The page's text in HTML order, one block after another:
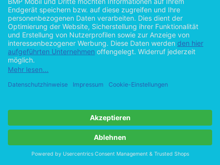
Power-Structure-Debatte in den USA: Eine
elitentheoretische Einordnung unter besonderer
Berücksichtigung der Advocacy Think Tanks
vonTobias Betz (Autor:in) 2015
©2012
Impressum
Vertrag widerrufen
Zur Desktop-Version
Copyright ©Imprint in der Bedey & Thoms Media GmbH
byOpen Publishing
Cookie-Einstellungen